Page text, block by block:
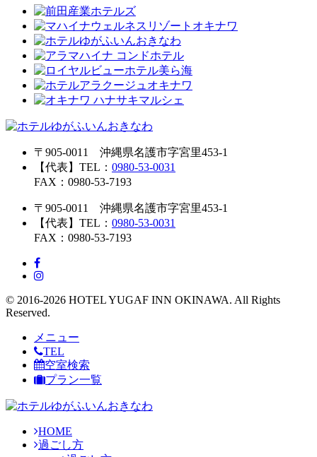
〒905-0011 沖縄県名護市字宮里453-1
【代表】TEL： 0980-53-0031
FAX：0980-53-7193
〒905-0011 沖縄県名護市字宮里453-1
【代表】TEL： 0980-53-0031
FAX：0980-53-7193
© 2016-2026 HOTEL YUGAF INN OKINAWA. All Rights
Reserved.
メニュー
TEL
空室検索
プラン一覧
HOME
過ごし方